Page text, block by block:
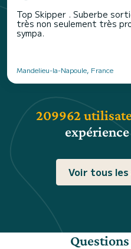
Top Skipper . Suberbe
très non seulement très
sympa.
Mandelieu-la-Napoule, France
209962
Voir tous